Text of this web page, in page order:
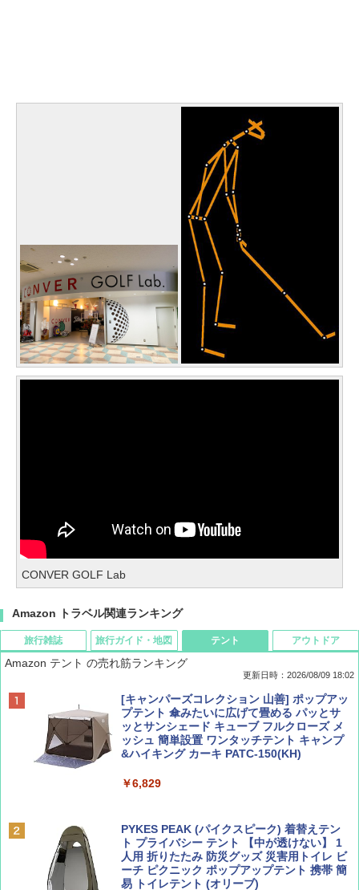
CONVER GOLF Lab
Amazon トラベル関連ランキング
旅行雑誌
BE-PAL(ビ-パル) 2026年 9 月号【特別付録:
SOTO ミニマル"旅"財布 ランダム2種】
￥1,500
￥713
旅行ガイド・地図
地球の歩き方 スター・ウォーズ
￥2,695
￥2,079
テント
Amazon テント の売れ筋ランキング
更新日時：2026/08/09 18:02
[キャンパーズコレクション 山善] ポップアッ
プテント 傘みたいに広げて畳める パッとサ
ッとサンシェード キューブ フルクローズ メ
ッシュ 簡単設置 ワンタッチテント キャンプ
&ハイキング カーキ PATC-150(KH)
￥6,829
PYKES PEAK (パイクスピーク) 着替えテン
ト プライバシー テント 【中が透けない】 1
人用 折りたたみ 防災グッズ 災害用トイレ ビ
ーチ ピクニック ポップアップテント 携帯 簡
易 トイレテント (オリーブ)
アウトドア